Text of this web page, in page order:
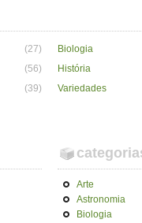
(27)
Biologia
(56)
História
(39) Variedades
Arte
Astronomia
Biologia